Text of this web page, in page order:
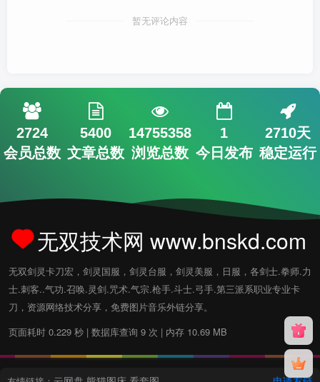
暂无评论内容
2724
会员总数
5400
文章总数
14755358
浏览总数
1
今日发布
2710天
稳定运行
无双技术网 www.bnskd.com
无双剑灵卡刀宏，剑灵国服，剑灵台服，剑灵美服，日服，各剑士.拳师.力
士.刺客..气功.召唤.灵剑.咒术.气宗.枪手.斗士.弓手.第三派系职业专业卡
刀，资源网络技术分享，免费图片音乐外链分享。
页面耗时 0.229 秒 | 数据库查询 9 次 | 内存 10.69 MB